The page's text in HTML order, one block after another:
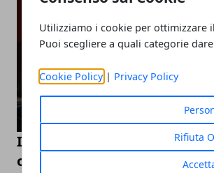
Utilizziamo i cookie per ottimizzare
Puoi scegliere a quali categorie
Cookie Policy| Privacy Policy
Rifiuta
Il valore di un’agenzia
ogni esigenza